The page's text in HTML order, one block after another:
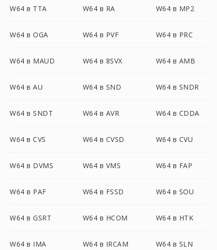
W64 в TTA W64 в RA W64 в MP2
W64 в OGA W64 в PVF W64 в PRC
W64 в MAUD W64 в 8SVX W64 в AMB
W64 в AU W64 в SND W64 в SNDR
W64 в SNDT W64 в AVR W64 в CDDA
W64 в CVS W64 в CVSD W64 в CVU
W64 в DVMS W64 в VMS W64 в FAP
W64 в PAF W64 в FSSD W64 в SOU
W64 в GSRT W64 в HCOM W64 в HTK
W64 в IMA W64 в IRCAM W64 в SLN